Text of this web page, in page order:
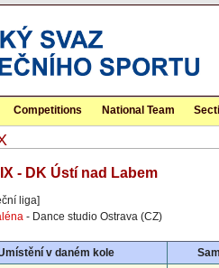
Competitions National Team
- DK Ústí nad Labem
liga]
- Dance studio Ostrava (CZ)
v daném kole